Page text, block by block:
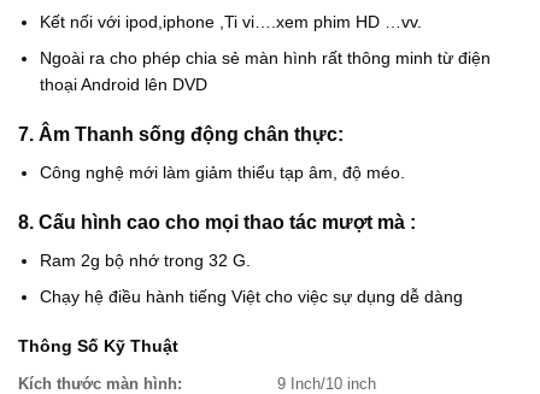
Kết nối với ipod,iphone ,Ti vi….xem phim HD …vv.
Ngoài ra cho phép chia sẻ màn hình rất thông minh từ điện
thoại Android lên DVD
7. Âm Thanh sống động chân thực:
Công nghệ mới làm giảm thiểu tạp âm, độ méo.
8. Cấu hình cao cho mọi thao tác mượt mà :
Ram 2g bộ nhớ trong 32 G.
Chạy hệ điều hành tiếng Việt cho việc sự dụng dễ dàng
Thông Số Kỹ Thuật
Kích thước màn hình: 9 Inch/10 inch